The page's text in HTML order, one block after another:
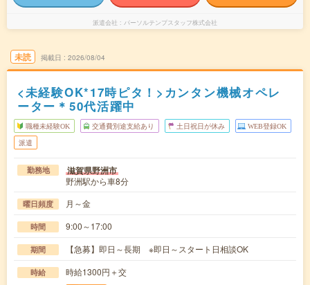
派遣会社 パーソルテンプスタッフ株式会社
未読 掲載日 2026/08/04
<未経験OK*17時ピタ！>カンタン機械オペレ
ーター＊50代活躍中
職種未経験OK 交通費別途支給あり 土日祝日が休み WEB登録OK
派遣
勤務地 滋賀県野洲市
野洲駅から車8分
曜日頻度 月～金
時間 9:00～17:00
期間 【急募】即日～長期 ※即日～スタート日相談OK
時給 時給1300円＋交